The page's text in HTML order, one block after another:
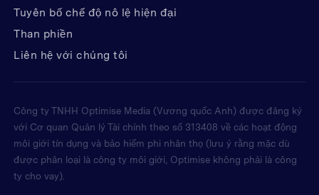
Tuyên bố chế độ nô lệ hiện đại
Than phiền
Liên hệ với chúng tôi
Công ty TNHH Optimise Media (Vương quốc Anh) được đăng ký
với Cơ quan Quản lý Tài chính theo số 313408 về các hoạt động
môi giới tín dụng và bảo hiểm phi nhân thọ (lưu ý rằng mặc dù
được phân loại là công ty môi giới, Optimise không phải là công
ty cho vay).